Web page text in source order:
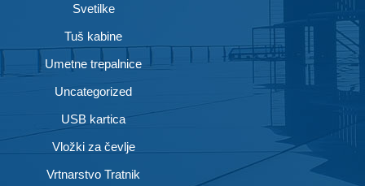
Svetilke
Tuš kabine
Umetne trepalnice
Uncategorized
USB kartica
Vložki za čevlje
Vrtnarstvo Tratnik